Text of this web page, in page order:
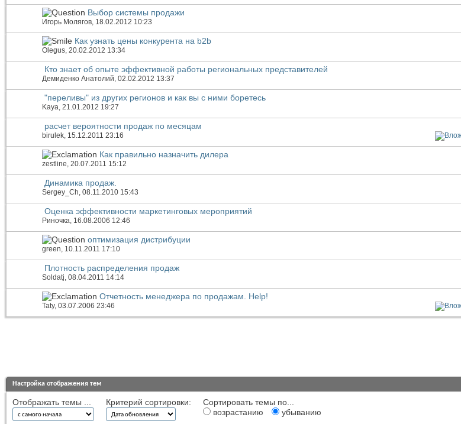
Выбор системы продажи
Игорь Молягов, 18.02.2012 10:23
Как узнать цены конкурента на b2b
Olegus, 20.02.2012 13:34
Кто знает об опыте эффективной работы региональных представителей
Демиденко Анатолий, 02.02.2012 13:37
"переливы" из других регионов и как вы с ними боретесь
Kaya, 21.01.2012 19:27
расчет вероятности продаж по месяцам
birulek, 15.12.2011 23:16
Как правильно назначить дилера
zestline, 20.07.2011 15:12
Динамика продаж.
Sergey_Ch, 08.11.2010 15:43
Оценка эффективности маркетинговых мероприятий
Риночка, 16.08.2006 12:46
оптимизация дистрибуции
green, 10.11.2011 17:10
Плотность распределения продаж
Soldatj, 08.04.2011 14:14
Отчетность менеджера по продажам. Help!
Taty, 03.07.2006 23:46
Настройка отображения тем
Отображать темы ... Критерий сортировки:
Сортировать темы по...
возрастанию
убыванию